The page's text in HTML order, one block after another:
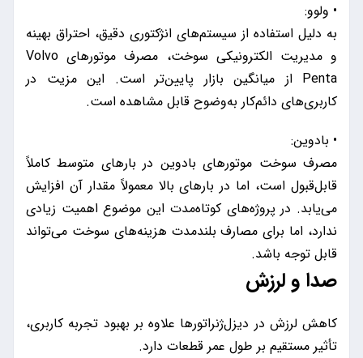
• ولوو:
به دلیل استفاده از سیستم‌های انژکتوری دقیق، احتراق بهینه
و مدیریت الکترونیکی سوخت، مصرف موتورهای Volvo
Penta از میانگین بازار پایین‌تر است. این مزیت در
کاربری‌های دائم‌کار به‌وضوح قابل مشاهده است.
• بادوین:
مصرف سوخت موتورهای بادوین در بارهای متوسط کاملاً
قابل‌قبول است، اما در بارهای بالا معمولاً مقدار آن افزایش
می‌یابد. در پروژه‌های کوتاه‌مدت این موضوع اهمیت زیادی
ندارد، اما برای مصارف بلندمدت هزینه‌های سوخت می‌تواند
قابل توجه باشد.
صدا و لرزش
کاهش لرزش در دیزل‌ژنراتورها علاوه بر بهبود تجربه کاربری،
تأثیر مستقیم بر طول عمر قطعات دارد.